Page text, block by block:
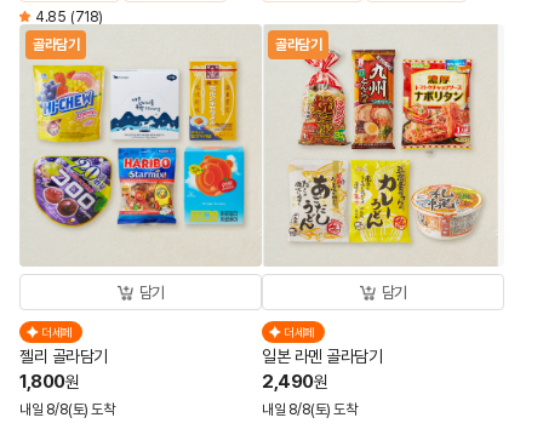
4.85 (718)
골라담기
담기
더세페
젤리 골라담기
1,800원
내일 8/8(토) 도착
골라담기
담기
더세페
일본 라멘 골라담기
2,490원
내일 8/8(토) 도착